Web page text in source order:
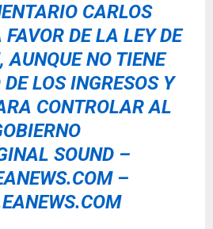
CARLOS
DE LA LEY DE
AUNQUE NO TIENE
LOS INGRESOS Y
CONTROLAR AL
SOUND –
–